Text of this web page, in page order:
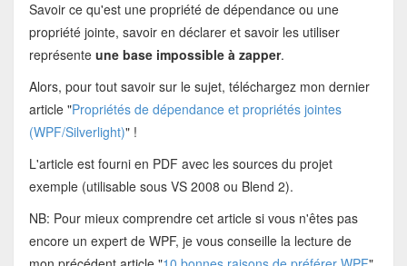
Savoir ce qu'est une propriété de dépendance ou une
propriété jointe, savoir en déclarer et savoir les utiliser
représente une base impossible à zapper.
Alors, pour tout savoir sur le sujet, téléchargez mon dernier
article "Propriétés de dépendance et propriétés jointes
(WPF/Silverlight)" !
L'article est fourni en PDF avec les sources du projet
exemple (utilisable sous VS 2008 ou Blend 2).
NB: Pour mieux comprendre cet article si vous n'êtes pas
encore un expert de WPF, je vous conseille la lecture de